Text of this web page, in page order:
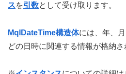
スを引数として受け取ります。
MqlDateTime構造体には、年、
どの日時に関連する情報が格納さ